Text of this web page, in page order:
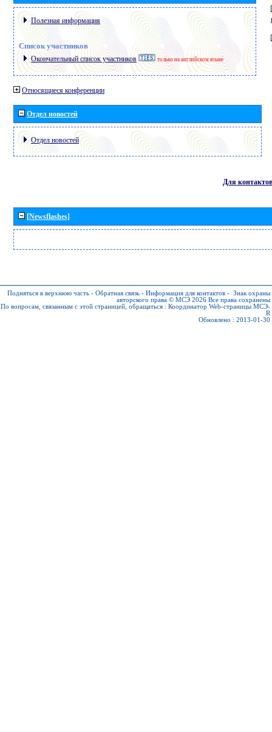
Полезная информация
Список участников
Окончательный список участников только на английском языке
Относящиеся конференции
Отдел новостей
Отдел новостей
Для контактов
[Newsflashes]
Подняться в верхнюю часть - Обратная связь - Информация для контактов - Знак охраны
авторского права © МСЭ 2026 Все права сохранены
По вопросам, связанным с этой страницей, обращаться : Координатор Web-страницы МСЭ-
R
Обновлено : 2013-01-30